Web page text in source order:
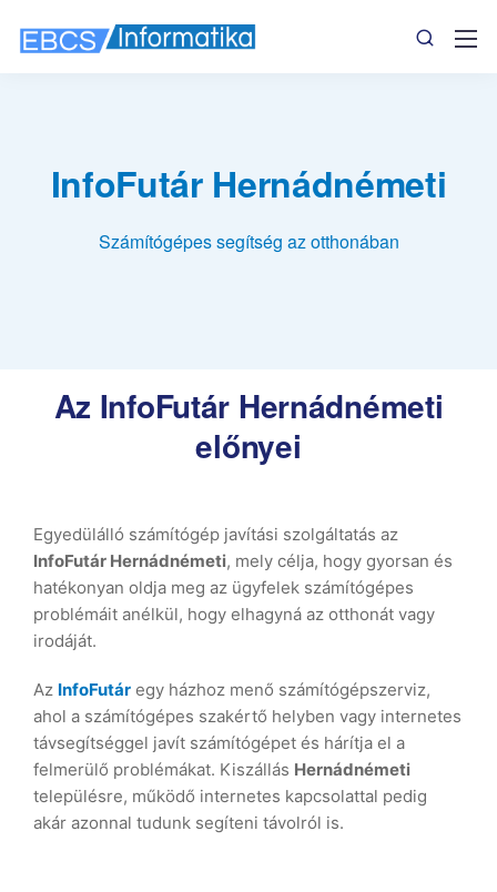
InfoFutár Hernádnémeti
Számítógépes segítség az otthonában
Az InfoFutár Hernádnémeti
előnyei
Egyedülálló számítógép javítási szolgáltatás az
InfoFutár Hernádnémeti, mely célja, hogy gyorsan és
hatékonyan oldja meg az ügyfelek számítógépes
problémáit anélkül, hogy elhagyná az otthonát vagy
irodáját.
Az InfoFutár egy házhoz menő számítógépszerviz,
ahol a számítógépes szakértő helyben vagy internetes
távsegítséggel javít számítógépet és hárítja el a
felmerülő problémákat. Kiszállás Hernádnémeti
településre, működő internetes kapcsolattal pedig
akár azonnal tudunk segíteni távolról is.